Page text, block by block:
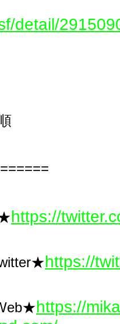
detail/
https://
https://
https://